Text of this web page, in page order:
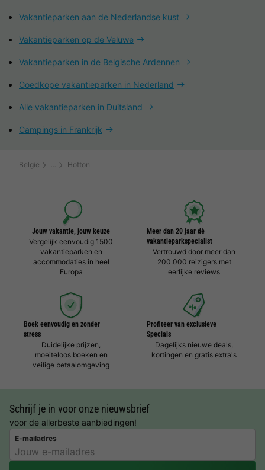
Vakantieparken aan de Nederlandse kust
Vakantieparken op de Veluwe
Vakantieparken in de Belgische Ardennen
Goedkope vakantieparken in Nederland
Alle vakantieparken in Duitsland
Campings in Frankrijk
België Hotton
Jouw vakantie, jouw keuze
Vergelijk eenvoudig 1500
vakantieparken en
accommodaties in heel
Europa
Meer dan 20 jaar dé
vakantieparkspecialist
Vertrouwd door meer dan
200.000 reizigers met
eerlijke reviews
Boek eenvoudig en zonder
stress
Duidelijke prijzen,
moeiteloos boeken en
veilige betaalomgeving
Profiteer van exclusieve
Specials
Dagelijks nieuwe deals,
kortingen en gratis extra's
Schrijf je in voor onze nieuwsbrief
voor de allerbeste aanbiedingen!
E-mailadres